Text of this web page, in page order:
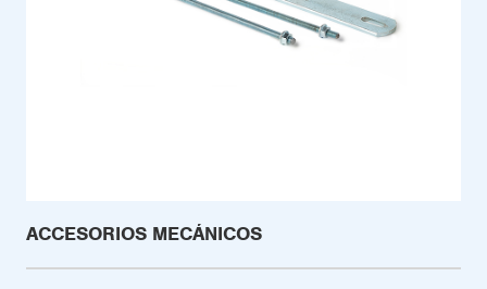
ACCESORIOS MECÁNICOS